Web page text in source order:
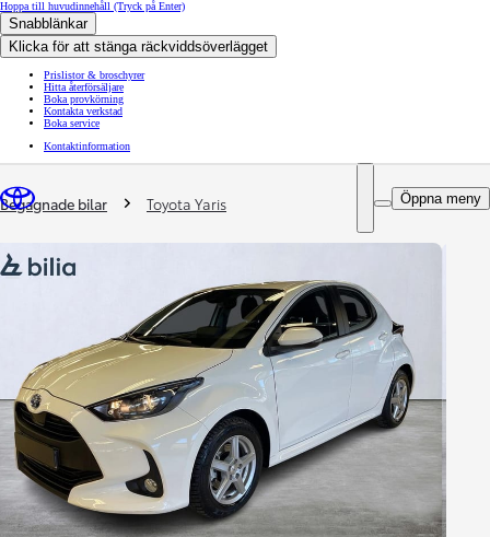
Hoppa till huvudinnehåll (Tryck på Enter)
Snabblänkar
Klicka för att stänga räckviddsöverlägget
Prislistor & broschyrer
Hitta återförsäljare
Boka provkörning
Kontakta verkstad
Boka service
Kontaktinformation
Öppna meny
You are here
Begagnade bilar Toyota Yaris